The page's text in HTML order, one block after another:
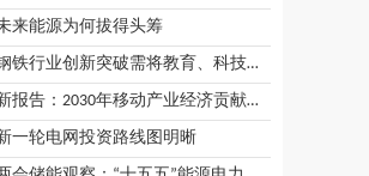
来能源为何拔得头筹
钢铁行业创新突破需将教育、科技、人才拧成一股绳
新报告：2030年移动产业经济贡献将达全球GDP8.4%
一轮电网投资路线图明晰